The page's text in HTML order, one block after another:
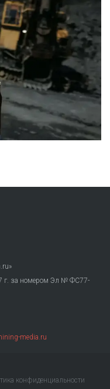
г. за номером Эл № ФС77-
media.ru
конфиденциальности